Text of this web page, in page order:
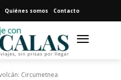
Quiénes somos Contacto
Circumetnea